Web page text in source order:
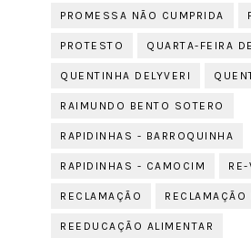
PROMESSA NÃO CUMPRIDA
PROTESTO QUARTA-FEIRA
QUENTINHA DELYVERI
RAIMUNDO BENTO SOTERO
RAPIDINHAS - BARROQUINHA
RAPIDINHAS - CAMOCIM
RECLAMAÇÃO RECLAMAÇÃO
REEDUCAÇÃO ALIMENTAR